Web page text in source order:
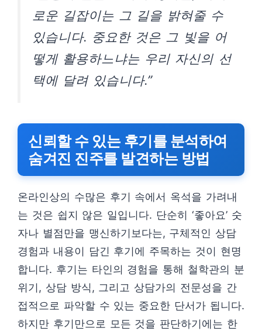
로운 길잡이는 그 길을 밝혀줄 수
있습니다. 중요한 것은 그 빛을 어
떻게 활용하느냐는 우리 자신의 선
택에 달려 있습니다.”
신뢰할 수 있는 후기를 분석하여
숨겨진 진주를 발견하는 방법
온라인상의 수많은 후기 속에서 옥석을 가려내
는 것은 쉽지 않은 일입니다. 단순히 ‘좋아요’ 숫
자나 별점만을 맹신하기보다는, 구체적인 상담
경험과 내용이 담긴 후기에 주목하는 것이 현명
합니다. 후기는 타인의 경험을 통해 철학관의 분
위기, 상담 방식, 그리고 상담가의 전문성을 간
접적으로 파악할 수 있는 중요한 단서가 됩니다.
하지만 후기만으로 모든 것을 판단하기에는 한